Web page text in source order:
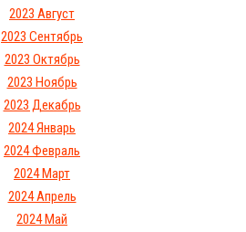
2023 Август
2023 Сентябрь
2023 Октябрь
2023 Ноябрь
2023 Декабрь
2024 Январь
2024 Февраль
2024 Март
2024 Апрель
2024 Май